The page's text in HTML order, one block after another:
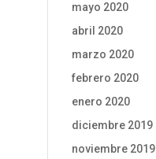
mayo 2020
abril 2020
marzo 2020
febrero 2020
enero 2020
diciembre 2019
noviembre 2019